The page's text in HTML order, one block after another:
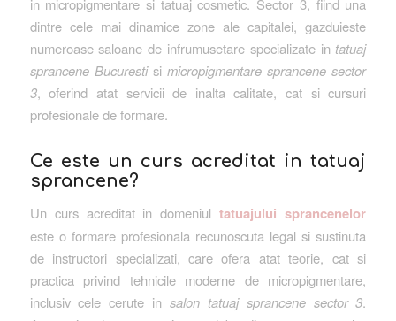
in micropigmentare si tatuaj cosmetic. Sector 3, fiind una
dintre cele mai dinamice zone ale capitalei, gazduieste
numeroase saloane de infrumusetare specializate in tatuaj
sprancene Bucurestisimicropigmentare sprancene sector
3, oferind atat servicii de inalta calitate, cat si cursuri
profesionale de formare.
Ce este un curs acreditat in tatuaj
sprancene?
Un curs acreditat in domeniultatuajului sprancenelor
este o formare profesionala recunoscuta legal si sustinuta
de instructori specializati, care ofera atat teorie, cat si
practica privind tehnicile moderne de micropigmentare,
inclusiv cele cerute in salon tatuaj sprancene sector 3.